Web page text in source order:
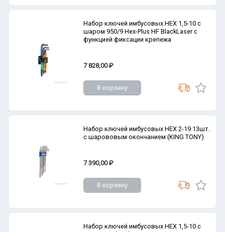
Набор ключей имбусовых HEX 1,5-10 с
шаром 950/9 Hex-Plus HF BlackLaser с
функцией фиксации крепежа
7 828,00 ₽
В корзину
Набор ключей имбусовых HEX 2-19 13шт.
с шарововым окончанием (KING TONY)
7 390,00 ₽
В корзину
Набор ключей имбусовых HEX 1,5-10 с